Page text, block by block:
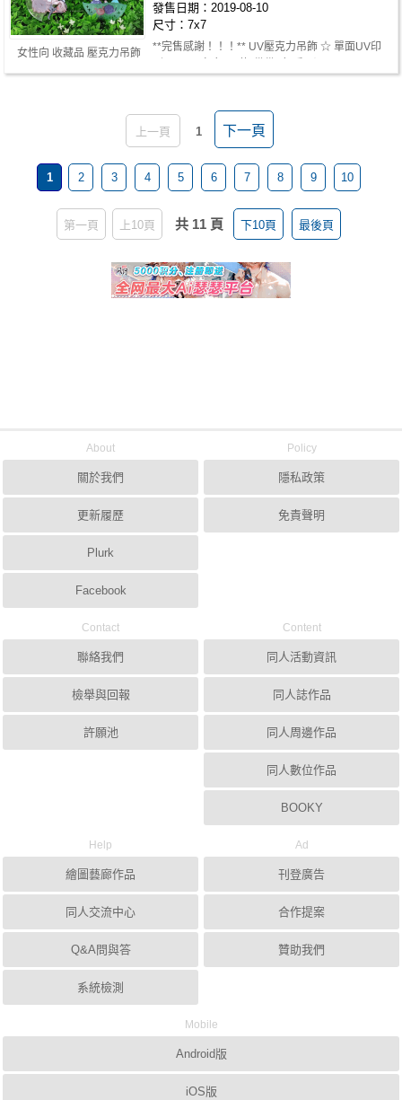
女性向 收藏品 壓克力吊飾
發售日期：2019-08-10
尺寸：7x7
**完售感謝！！！** UV壓克力吊飾 ☆ 單面UV印
上一頁 1 下一頁
1 2 3 4 5 6 7 8 9 10
第一頁 上10頁 共 11 頁 下10頁 最後頁
About
關於我們
更新履歷
Plurk
Facebook
Policy
隱私政策
免責聲明
Contact
聯絡我們
檢舉與回報
許願池
Content
同人活動資訊
同人誌作品
同人周邊作品
同人數位作品
BOOKY
Help
繪圖藝廊作品
同人交流中心
Q&A問與答
系統檢測
Ad
刊登廣告
合作提案
贊助我們
Mobile
Android版
iOS版